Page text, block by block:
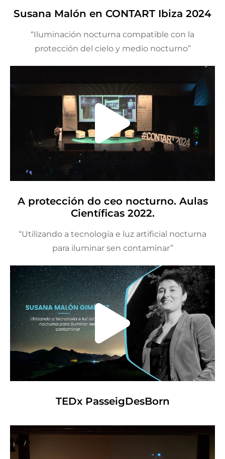
Susana Malón en CONTART Ibiza 2024
“Iluminación nocturna compatible con la
protección del cielo y medio nocturno”
A protección do ceo nocturno. Aulas
Científicas 2022.
“Utilizando a tecnología e luz artificial nocturna
para iluminar sen contaminar”
TEDx PasseigDesBorn